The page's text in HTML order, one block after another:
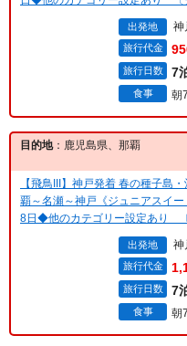
出発地 神
旅行代金
旅行日数 7
食事 朝
目的地：鹿児島県、那覇
【飛鳥III】神戸発着 春の種子島
覇～名瀬～神戸《ジュニアスイ
8日◆他のカテゴリー設定あり
出発地 神
旅行代金
旅行日数 7
食事 朝